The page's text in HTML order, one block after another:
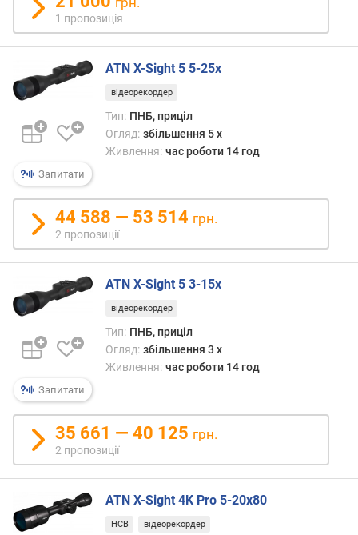
н
ю
і
д
е
ш
в
х
о
д
р
о
и
в
д
о
р
1 пропозиція
Запитати
ATN X-Sight 5 5-25x
відеорекордер
Тип: ПНБ, приціл
Огляд: збільшення 5 x
Живлення: час роботи 14 год
44 588 — 53 514 грн.
2 пропозиції
Запитати
ATN X-Sight 5 3-15x
відеорекордер
Тип: ПНБ, приціл
Огляд: збільшення 3 x
Живлення: час роботи 14 год
35 661 — 40 125 грн.
2 пропозиції
ATN X-Sight 4K Pro 5-20x80
НСВ відеорекордер